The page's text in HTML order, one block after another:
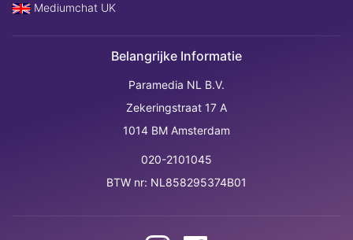
Mediumchat UK
Belangrijke Informatie
Paramedia NL B.V.
Zekeringstraat 17 A
1014 BM Amsterdam
020-2101045
BTW nr: NL858295374B01